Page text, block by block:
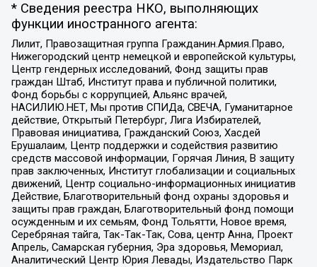
* Сведения реестра НКО, выполняющих
функции иностранного агента:
Лилит, Правозащитная группа Гражданин.Армия.Право,
Нижегородский центр немецкой и европейской культуры,
Центр гендерных исследований, Фонд защиты прав
граждан Штаб, Институт права и публичной политики,
Фонд борьбы с коррупцией, Альянс врачей,
НАСИЛИЮ.НЕТ, Мы против СПИДа, СВЕЧА, Гуманитарное
действие, Открытый Петербург, Лига Избирателей,
Правовая инициатива, Гражданский Союз, Хасдей
Ерушалаим, Центр поддержки и содействия развитию
средств массовой информации, Горячая Линия, В защиту
прав заключенных, Институт глобализации и социальных
движений, Центр социально-информационных инициатив
Действие, Благотворительный фонд охраны здоровья и
защиты прав граждан, Благотворительный фонд помощи
осужденным и их семьям, Фонд Тольятти, Новое время,
Серебряная тайга, Так-Так-Так, Сова, центр Анна, Проект
Апрель, Самарская губерния, Эра здоровья, Мемориал,
Аналитический Центр Юрия Левады, Издательство Парк